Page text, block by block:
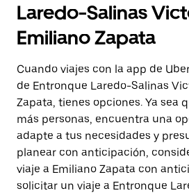
Laredo-Salinas
Emiliano Zapata
Cuando viajes con la app de
de Entronque Laredo-Salinas
Zapata, tienes opciones. Ya sea
más personas, encuentra una
adapte a tus necesidades y
planear con anticipación,
viaje a Emiliano Zapata con
solicitar un viaje a Entronque